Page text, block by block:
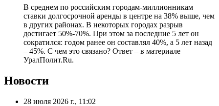
В среднем по российским городам-миллионникам
ставки долгосрочной аренды в центре на 38% выше, чем
в других районах. В некоторых городах разрыв
достигает 50%-70%. При этом за последние 5 лет он
сократился: годом ранее он составлял 40%, а 5 лет назад
– 45%. С чем это связано? Ответ – в материале
УралПолит.Ru.
Новости
28 июля 2026 г., 11:02